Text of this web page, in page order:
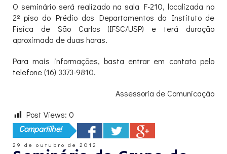
O seminário será realizado na sala F-210, localizada no
2º piso do Prédio dos Departamentos do Instituto de
Física de São Carlos (IFSC/USP) e terá duração
aproximada de duas horas.
Para mais informações, basta entrar em contato pelo
telefone (16) 3373-9810.
Assessoria de Comunicação
Post Views: 0
Compartilhe!
29 de outubro de 2012